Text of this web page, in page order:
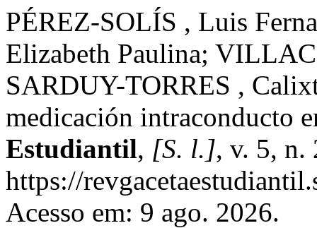
PÉREZ-SOLÍS , Luis
Elizabeth Paulina;
SARDUY-TORRES ,
medicación intraconducto
Estudiantil, [S. l.], v. 5, n.
https://
Acesso em: 9 ago. 2026.